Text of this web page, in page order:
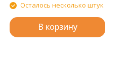
Осталось несколько штук
В корзину